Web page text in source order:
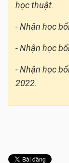
học thuật.
- Nhận học
- Nhận học
- Nhận học
2022.